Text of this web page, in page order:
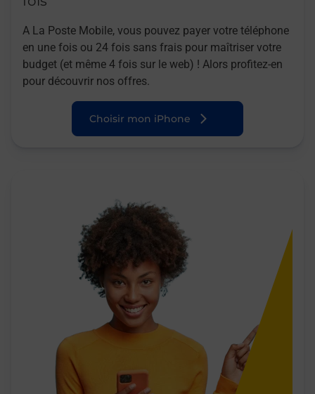
A La Poste Mobile, vous pouvez payer votre téléphone
en une fois ou 24 fois sans frais pour maîtriser votre
budget (et même 4 fois sur le web) ! Alors profitez-en
pour découvrir nos offres.
Choisir mon iPhone